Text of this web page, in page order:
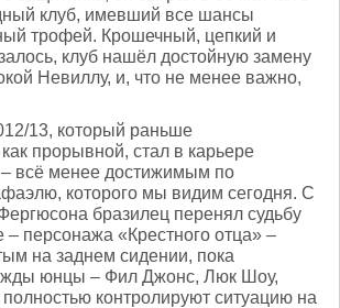
клуб, имевший все шансы
трофей. Крошечный, цепкий и
клуб нашёл достойную замену
Невиллу, и, что не менее важно,
13, который раньше
прорывной, стал в карьере
всё менее достижимым по
которого мы видим сегодня. С
бразилец перенял судьбу
персонажа «Крестного отца» –
на заднем сидении, пока
юнцы – Фил Джонс, Люк Шоу,
контролируют ситуацию на